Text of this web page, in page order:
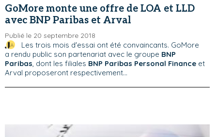
GoMore monte une offre de LOA et LLD
avec BNP Paribas et Arval
Publié le 20 septembre 2018
Les trois mois d'essai ont été convaincants. GoMore
a rendu public son partenariat avec le groupe BNP
Paribas, dont les filiales BNP Paribas Personal Finance et
Arval proposeront respectivement...